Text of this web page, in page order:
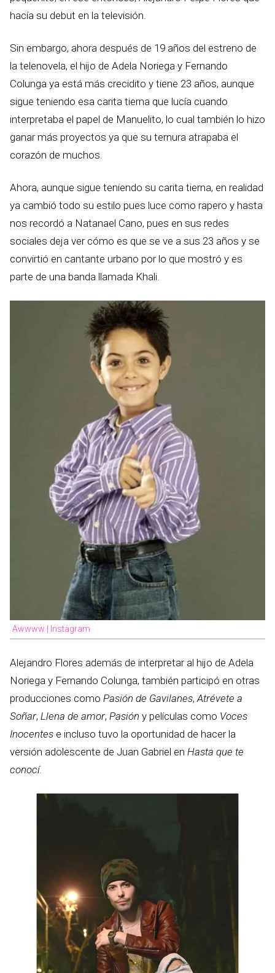
hacía su debut en la televisión.
Sin embargo, ahora después de 19 años del estreno de
la telenovela, el hijo de Adela Noriega y Fernando
Colunga ya está más crecidito y tiene 23 años, aunque
sigue teniendo esa carita tierna que lucía cuando
interpretaba el papel de Manuelito, lo cual también lo hizo
ganar más proyectos ya que su ternura atrapaba el
corazón de muchos.
Ahora, aunque sigue teniendo su carita tierna, en realidad
ya cambió todo su estilo pues luce como rapero y hasta
nos recordó a Natanael Cano, pues en sus redes
sociales deja ver cómo es que se ve a sus 23 años y se
convirtió en cantante urbano por lo que mostró y es
parte de una banda llamada Khali.
Awwww | Instagram
Alejandro Flores además de interpretar al hijo de Adela
Noriega y Fernando Colunga, también participó en otras
producciones como Pasión de Gavilanes, Atrévete a
Soñar, Llena de amor, Pasión y películas como Voces
Inocentes e incluso tuvo la oportunidad de hacer la
versión adolescente de Juan Gabriel en Hasta que te
conocí.